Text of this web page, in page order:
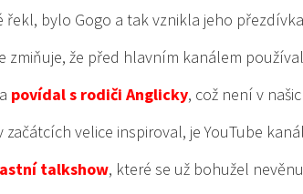
řekl, bylo Gogo a tak vznikla jeho
zmiňuje, že před hlavním kanálem používal
povídal s rodiči Anglicky, což není v
začátcích velice inspiroval, je YouTube
talkshow, které se už bohužel